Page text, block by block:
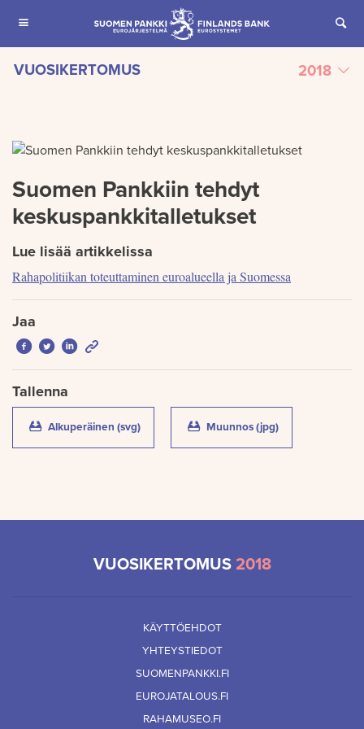
VUOSIKERTOMUS 2018
Jaettu
Suomen Pankkiin tehdyt
keskuspankkitalletukset
Lue lisää artikkelissa
Rahapolitiikan toteuttaminen euroalueella ja Suomessa
Jaa
Jaa Facebookissa: Suomen Pankkiin tehdyt
Jaa Twitterissä: Suomen Pankkiin tehdyt
Jaa LinkedInissä: Suomen Pankkiin tehdyt
Tallenna
Alkuperäinen (svg)(Suomen Pankkiin tehdyt
Muunnos (jpg)(Suomen
VUOSIKERTOMUS 2018
KÄYTTÖEHDOT
YHTEYSTIEDOT
SUOMENPANKKI.FI
EUROJATALOUS.FI
RAHAMUSEO.FI